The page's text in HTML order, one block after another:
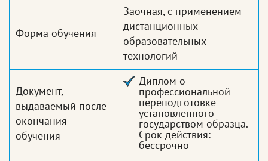
Форма обучения
Заочная, с применением
дистанционных
образовательных
технологий
Документ,
выдаваемый после
окончания
обучения
Диплом о
профессиональной
переподготовке
установленного
государством образца.
Срок действия:
бессрочно